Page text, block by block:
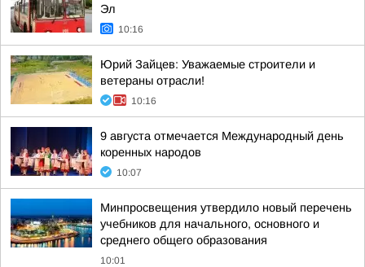
Эл
10:16
Юрий Зайцев: Уважаемые строители и
ветераны отрасли!
10:16
9 августа отмечается Международный день
коренных народов
10:07
Минпросвещения утвердило новый перечень
учебников для начального, основного и
среднего общего образования
10:01